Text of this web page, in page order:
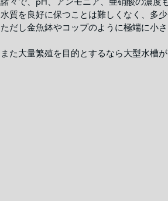
水質を良好に保つことは難しくなく、多
ただし金魚鉢やコップのように極端に小
また大量繁殖を目的とするなら大型水槽